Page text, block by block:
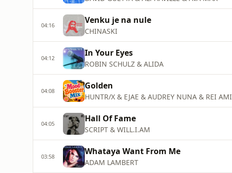
04:16 Venku je na nule
CHINASKI
04:12 In Your Eyes
ROBIN SCHULZ & ALIDA
04:08 Golden
HUNTR/X & EJAE & AUDREY NUNA & REI AMI
04:05 Hall Of Fame
SCRIPT & WILL.I.AM
03:58 Whataya Want From Me
ADAM LAMBERT